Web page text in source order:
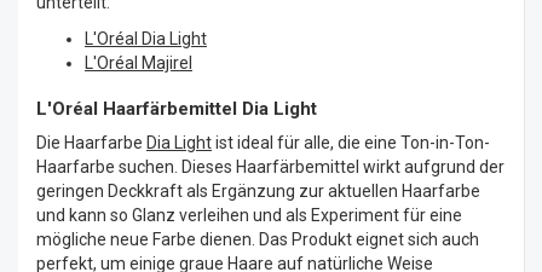
L'Oréal Dia Light
L'Oréal Majirel
L'Oréal Haarfärbemittel Dia Light
Die Haarfarbe Dia Lightist ideal für alle, die eine Ton-in-Ton-
Haarfarbe suchen. Dieses Haarfärbemittel wirkt aufgrund der
geringen Deckkraft als Ergänzung zur aktuellen Haarfarbe
und kann so Glanz verleihen und als Experiment für eine
mögliche neue Farbe dienen. Das Produkt eignet sich auch
perfekt, um einige graue Haare auf natürliche Weise